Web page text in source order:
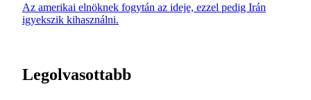
Az amerikai elnöknek fogytán az ideje, ezzel pedig Irán
igyekszik kihasználni.
Legolvasottabb